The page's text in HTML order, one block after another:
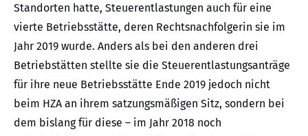
Standorten hatte, Steuerentlastungen auch für eine
vierte Betriebsstätte, deren Rechtsnachfolgerin sie im
Jahr 2019 wurde. Anders als bei den anderen drei
Betriebstätten stellte sie die Steuerentlastungsanträge
für ihre neue Betriebsstätte Ende 2019 jedoch nicht
beim HZA an ihrem satzungsmäßigen Sitz, sondern bei
dem bislang für diese – im Jahr 2018 noch